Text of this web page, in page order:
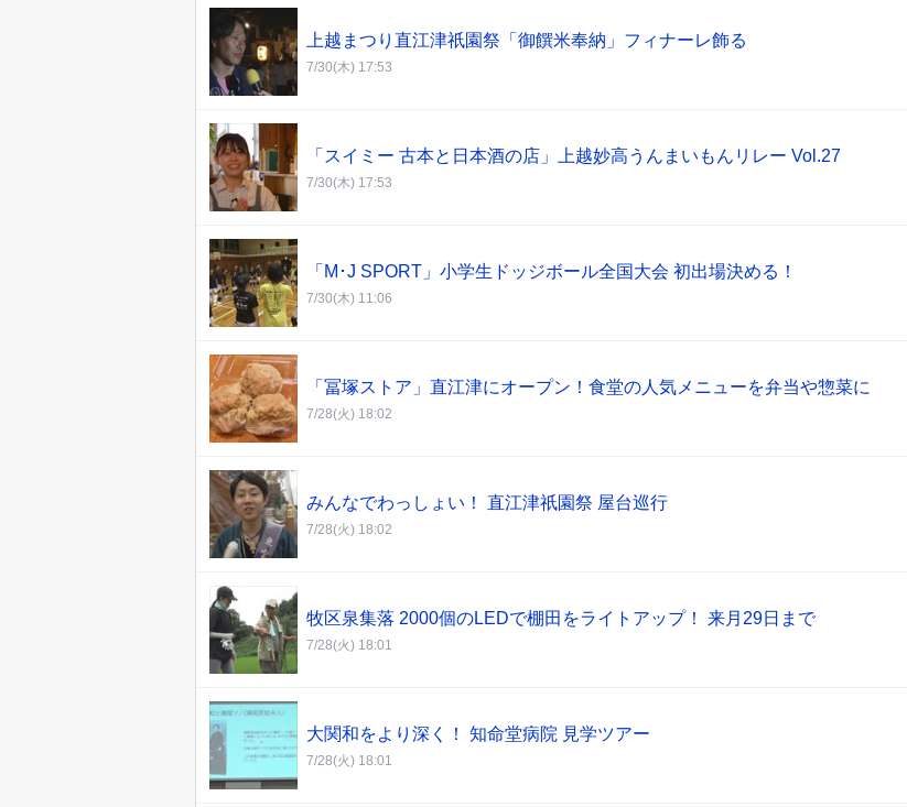
上越まつり直江津祇園祭「御饌米奉納」フィナーレ飾る
7/30(木) 17:53
「スイミー 古本と日本酒の店」上越妙高うんまいもんリレー Vol.27
7/30(木) 17:53
「M･J SPORT」小学生ドッジボール全国大会 初出場決める！
7/30(木) 11:06
「冨塚ストア」直江津にオープン！食堂の人気メニューを弁当や惣菜に
7/28(火) 18:02
みんなでわっしょい！ 直江津祇園祭 屋台巡行
7/28(火) 18:02
牧区泉集落 2000個のLEDで棚田をライトアップ！ 来月29日まで
7/28(火) 18:01
大関和をより深く！ 知命堂病院 見学ツアー
7/28(火) 18:01